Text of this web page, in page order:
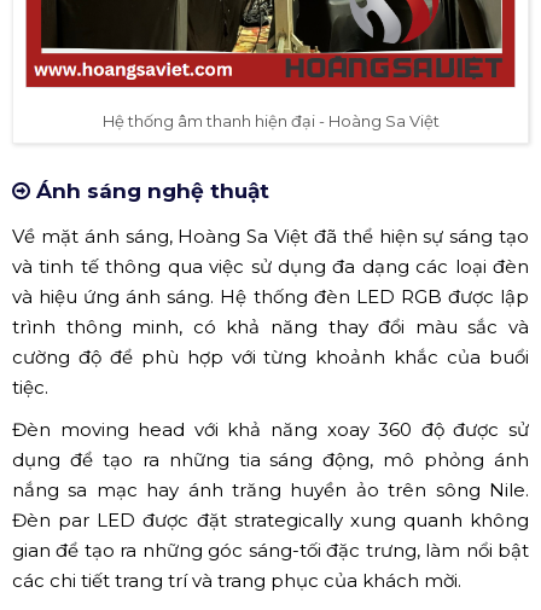
Hệ thống âm thanh hiện đại - Hoàng Sa Việt
Ánh sáng nghệ thuật
Về mặt ánh sáng, Hoàng Sa Việt đã thể hiện sự sáng tạo
và tinh tế thông qua việc sử dụng đa dạng các loại đèn
và hiệu ứng ánh sáng. Hệ thống đèn LED RGB được lập
trình thông minh, có khả năng thay đổi màu sắc và
cường độ để phù hợp với từng khoảnh khắc của buổi
tiệc.
Đèn moving head với khả năng xoay 360 độ được sử
dụng để tạo ra những tia sáng động, mô phỏng ánh
nắng sa mạc hay ánh trăng huyền ảo trên sông Nile.
Đèn par LED được đặt strategically xung quanh không
gian để tạo ra những góc sáng-tối đặc trưng, làm nổi bật
các chi tiết trang trí và trang phục của khách mời.